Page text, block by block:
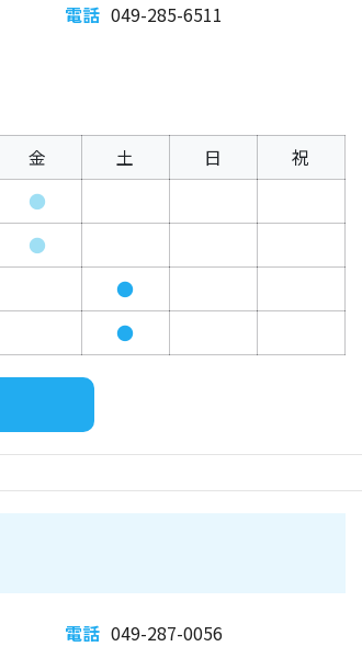
電話 049-285-6511
金 土 日 祝
●
●
●
●
電話 049-287-0056